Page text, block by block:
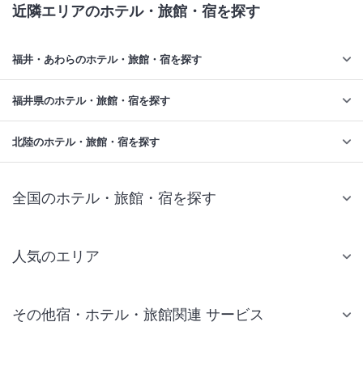
近隣エリアのホテル・旅館・宿を探す
福井・あわらのホテル・旅館・宿を探す
福井県のホテル・旅館・宿を探す
北陸のホテル・旅館・宿を探す
全国のホテル・旅館・宿を探す
人気のエリア
仙台 ホテル
その他宿・ホテル・旅館関連 サービス